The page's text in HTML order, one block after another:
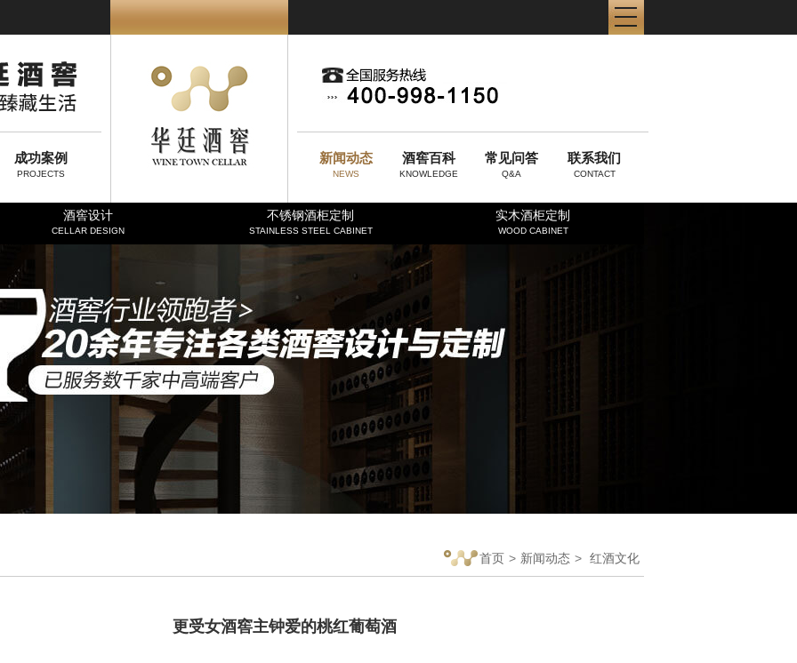
成功案例
PROJECTS
新闻动态
NEWS
酒窖百科
KNOWLEDGE
常见问答
Q&A
联系我们
CONTACT
酒窖设计
CELLAR DESIGN
不锈钢酒柜定制
STAINLESS STEEL CABINET
实木酒柜定制
WOOD CABINET
首页 > 新闻动态 > 红酒文化
更受女酒窖主钟爱的桃红葡萄酒